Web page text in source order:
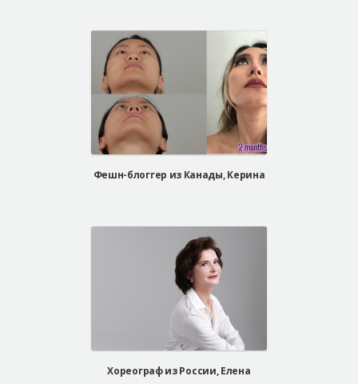
Фешн-блоггер из Канады, Керина
Хореограф из России, Елена